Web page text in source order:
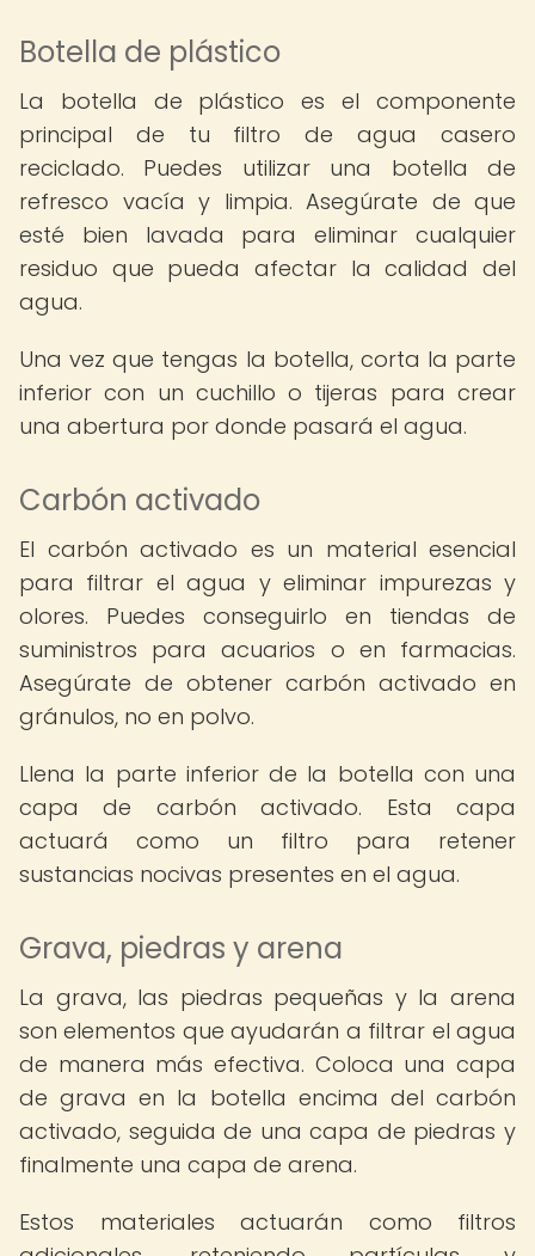
Botella de plástico
La botella de plástico es el componente
principal de tu filtro de agua casero
reciclado. Puedes utilizar una botella de
refresco vacía y limpia. Asegúrate de que
esté bien lavada para eliminar cualquier
residuo que pueda afectar la calidad del
agua.
Una vez que tengas la botella, corta la parte
inferior con un cuchillo o tijeras para crear
una abertura por donde pasará el agua.
Carbón activado
El carbón activado es un material esencial
para filtrar el agua y eliminar impurezas y
olores. Puedes conseguirlo en tiendas de
suministros para acuarios o en farmacias.
Asegúrate de obtener carbón activado en
gránulos, no en polvo.
Llena la parte inferior de la botella con una
capa de carbón activado. Esta capa
actuará como un filtro para retener
sustancias nocivas presentes en el agua.
Grava, piedras y arena
La grava, las piedras pequeñas y la arena
son elementos que ayudarán a filtrar el agua
de manera más efectiva. Coloca una capa
de grava en la botella encima del carbón
activado, seguida de una capa de piedras y
finalmente una capa de arena.
Estos materiales actuarán como filtros